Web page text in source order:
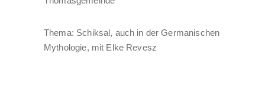
Thema: Schiksal, auch in der Germanischen
Mythologie, mit Elke Revesz